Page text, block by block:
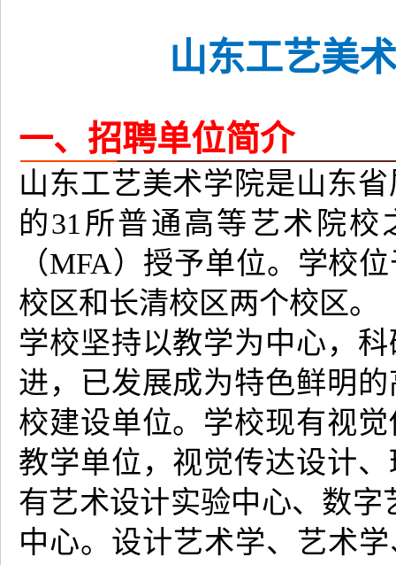
山东工艺美
一、招聘单位简介
山东工艺美术学院是山东
的31所普通高等艺术院
（MFA）授予单位。学校
校区和长清校区两个校区。
学校坚持以教学为中心，
进，已发展成为特色鲜明
校建设单位。学校现有视
教学单位，视觉传达设计
有艺术设计实验中心、数
中心。设计艺术学、艺术